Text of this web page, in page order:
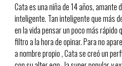
Cata es una niña de 14 años, amante
inteligente. Tan inteligente que más
en la vida pensar un poco más rápido
filtro a la hora de opinar. Para no
a nombre propio , Cata se creó un